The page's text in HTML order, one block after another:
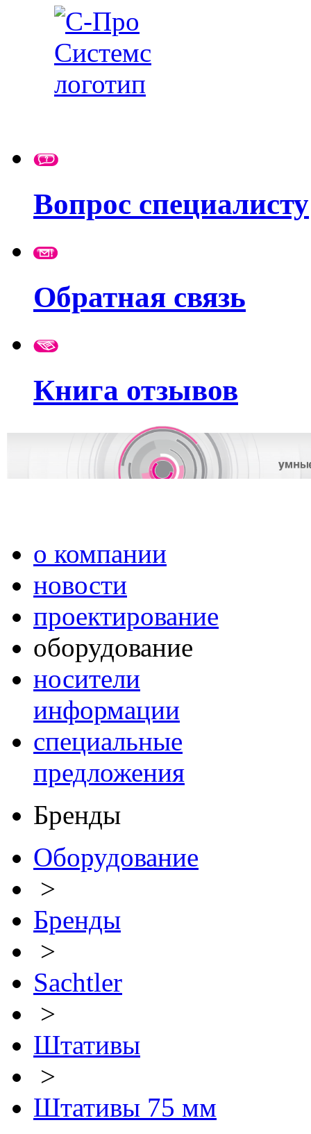
Вопрос специалисту
Обратная связь
Книга отзывов
о компании
новости
проектирование
оборудование
носители
информации
специальные
предложения
Бренды
Оборудование
>
Бренды
>
Sachtler
>
Штативы
>
Штативы 75 мм